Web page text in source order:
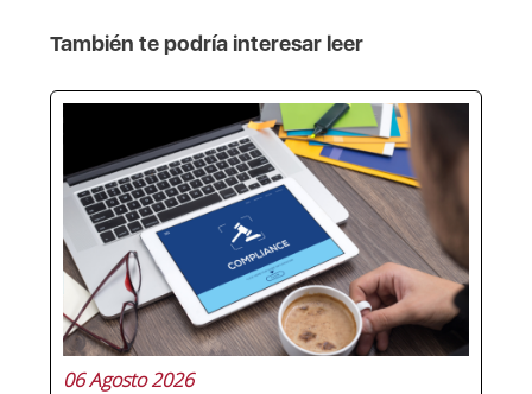
También te podría interesar leer
06 Agosto 2026